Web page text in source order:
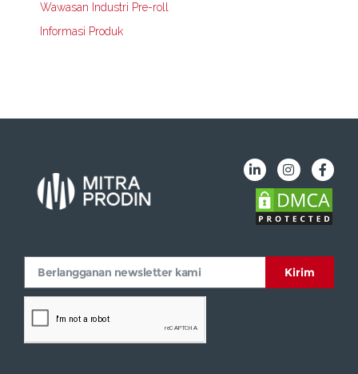
Wawasan Industri Pre-roll
Informasi Produk
Kirim